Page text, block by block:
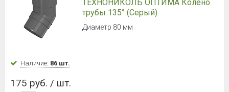
ТЕХНОНИКОЛЬ ОПТИМА Колено
трубы 135° (Серый)
Диаметр 80 мм
Наличие: 86 шт.
175 руб. / шт.